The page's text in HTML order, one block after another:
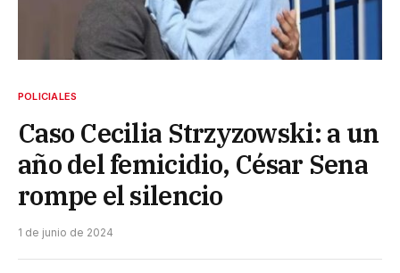
POLICIALES
Caso Cecilia Strzyzowski: a un
año del femicidio, César Sena
rompe el silencio
1 de junio de 2024